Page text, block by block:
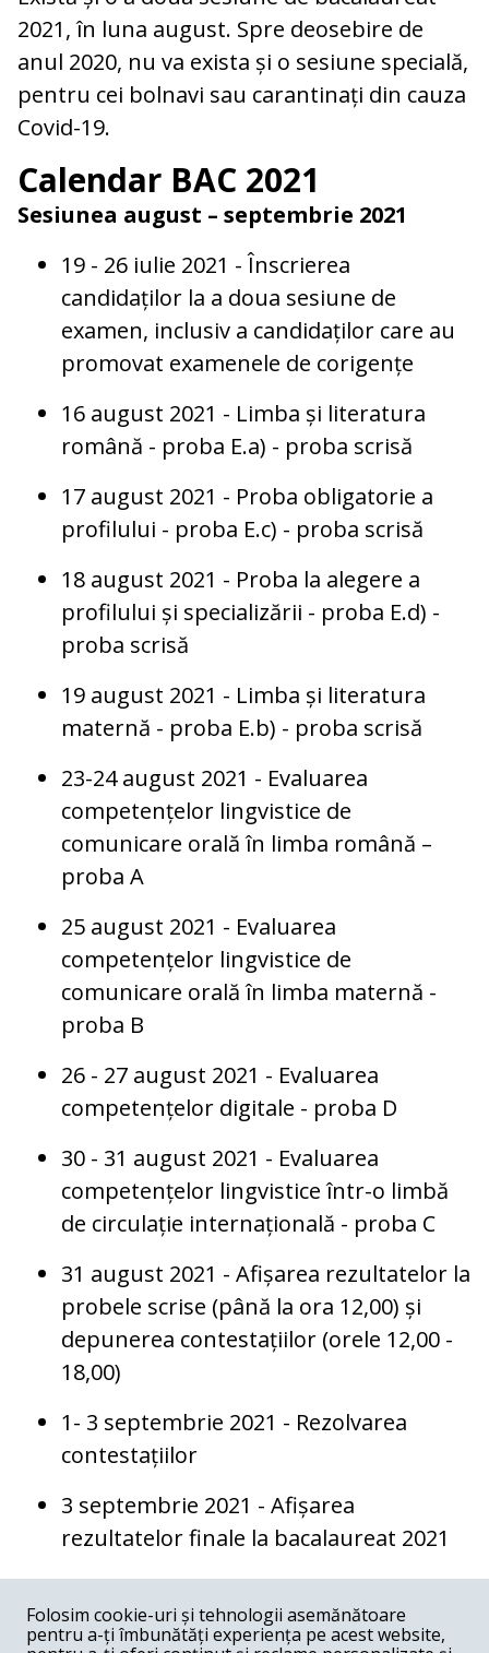
2021, în luna august. Spre deosebire de
anul 2020, nu va exista și o sesiune specială,
pentru cei bolnavi sau carantinați din cauza
Covid-19.
Calendar BAC 2021
Sesiunea august – septembrie 2021
19 - 26 iulie 2021 - Înscrierea
candidaților la a doua sesiune de
examen, inclusiv a candidaților care au
promovat examenele de corigențe
16 august 2021 - Limba și literatura
română - proba E.a) - proba scrisă
17 august 2021 - Proba obligatorie a
profilului - proba E.c) - proba scrisă
18 august 2021 - Proba la alegere a
profilului și specializării - proba E.d) -
proba scrisă
19 august 2021 - Limba și literatura
maternă - proba E.b) - proba scrisă
23-24 august 2021 - Evaluarea
competențelor lingvistice de
comunicare orală în limba română –
proba A
25 august 2021 - Evaluarea
competențelor lingvistice de
comunicare orală în limba maternă -
proba B
26 - 27 august 2021 - Evaluarea
competențelor digitale - proba D
30 - 31 august 2021 - Evaluarea
competențelor lingvistice într-o limbă
de circulație internațională - proba C
31 august 2021 - Afișarea rezultatelor la
probele scrise (până la ora 12,00) și
depunerea contestațiilor (orele 12,00 -
18,00)
1- 3 septembrie 2021 - Rezolvarea
contestațiilor
3 septembrie 2021 - Afișarea
rezultatelor finale la bacalaureat 2021
COMENTARII
Nume
Folosim cookie-uri și tehnologii asemănătoare
pentru a-ți îmbunătăți experiența pe acest website,